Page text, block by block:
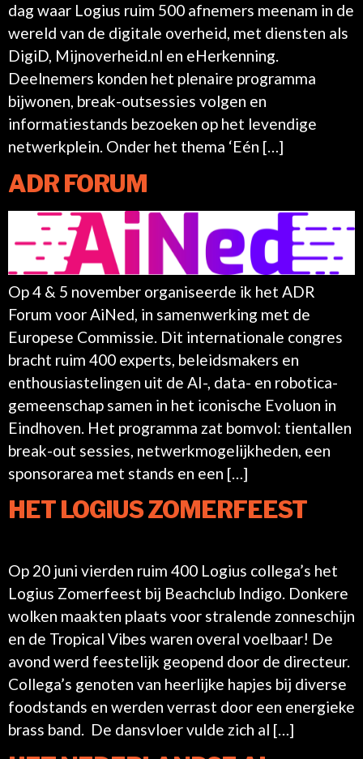
dag waar Logius ruim 500 afnemers meenam in de
wereld van de digitale overheid, met diensten als
DigiD, Mijnoverheid.nl en eHerkenning.
Deelnemers konden het plenaire programma
bijwonen, break-outsessies volgen en
informatiestands bezoeken op het levendige
netwerkplein. Onder het thema ‘Eén […]
ADR FORUM
Op 4 & 5 november organiseerde ik het ADR
Forum voor AiNed, in samenwerking met de
Europese Commissie. Dit internationale congres
bracht ruim 400 experts, beleidsmakers en
enthousiastelingen uit de AI-, data- en robotica-
gemeenschap samen in het iconische Evoluon in
Eindhoven. Het programma zat bomvol: tientallen
break-out sessies, netwerkmogelijkheden, een
sponsorarea met stands en een […]
HET LOGIUS ZOMERFEEST
Op 20 juni vierden ruim 400 Logius collega’s het
Logius Zomerfeest bij Beachclub Indigo. Donkere
wolken maakten plaats voor stralende zonneschijn
en de Tropical Vibes waren overal voelbaar! De
avond werd feestelijk geopend door de directeur.
Collega’s genoten van heerlijke hapjes bij diverse
foodstands en werden verrast door een energieke
brass band. De dansvloer vulde zich al […]